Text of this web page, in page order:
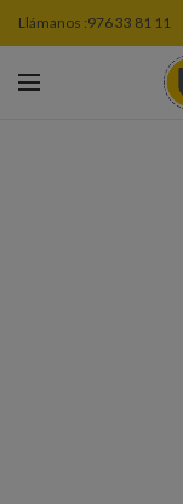
Llámanos :976 33 81 11